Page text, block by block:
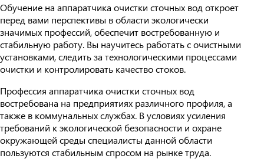
Обучение на аппаратчика очистки сточных вод откроет
перед вами перспективы в области экологически
значимых профессий, обеспечит востребованную и
стабильную работу. Вы научитесь работать с очистными
установками, следить за технологическими процессами
очистки и контролировать качество стоков.
Профессия аппаратчика очистки сточных вод
востребована на предприятиях различного профиля, а
также в коммунальных службах. В условиях усиления
требований к экологической безопасности и охране
окружающей среды специалисты данной области
пользуются стабильным спросом на рынке труда.